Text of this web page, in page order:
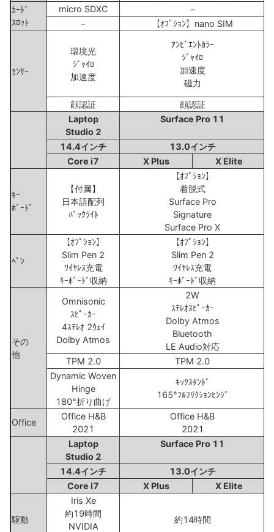
ｶｰﾄﾞ
ｽﾛｯﾄ
micro SDXC
－
－
【ｵﾌﾟｼｮﾝ】nano SIM
ｾﾝｻｰ
環境光
ｼﾞｬｲﾛ
加速度
ｱﾝﾋﾞｴﾝﾄｶﾗｰ
ｼﾞｬｲﾛ
加速度
磁力
顔認証
顔認証
Laptop
Studio 2
Surface Pro 11
14.4インチ
13.0インチ
Core i7
X Plus X Elite
ｷｰ
ﾎﾞｰﾄﾞ
【付属】
日本語配列
ﾊﾞｯｸﾗｲﾄ
【ｵﾌﾟｼｮﾝ】
着脱式
Surface Pro
Signature
Surface Pro X
ﾍﾟﾝ
【ｵﾌﾟｼｮﾝ】
Slim Pen 2
ﾜｲﾔﾚｽ充電
ｷｰﾎﾞｰﾄﾞ収納
【ｵﾌﾟｼｮﾝ】
Slim Pen 2
ﾜｲﾔﾚｽ充電
ｷｰﾎﾞｰﾄﾞ収納
その
他
Omnisonic
ｽﾋﾟｰｶｰ
4ｽﾃﾚｵ 2ｳｪｲ
Dolby Atmos
2W
ｽﾃﾚｵｽﾋﾟｰｶｰ
Dolby Atmos
Bluetooth
LE Audio対応
TPM 2.0
TPM 2.0
Dynamic Woven
Hinge
180°折り曲げ
ｷｯｸｽﾀﾝﾄﾞ
165°ﾌﾙﾌﾘｸｼｮﾝﾋﾝｼﾞ
Office
Office H&B
2021
Office H&B
2021
Laptop
Studio 2
Surface Pro 11
14.4インチ
13.0インチ
Core i7
X Plus X Elite
駆動
Iris Xe
約19時間
NVIDIA
約14時間